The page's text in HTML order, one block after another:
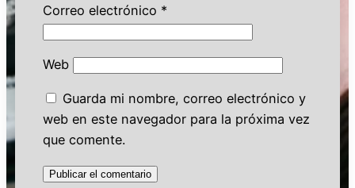
Correo electrónico *
Web
Guarda mi nombre, correo electrónico y
web en este navegador para la próxima vez
que comente.